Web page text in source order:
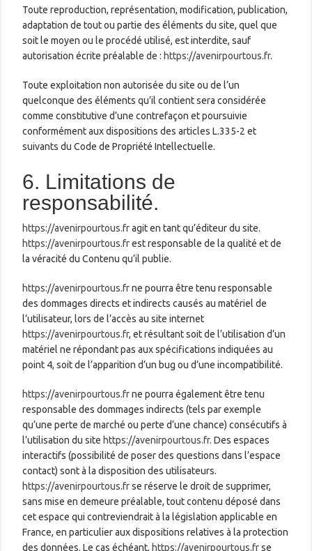
Toute reproduction, représentation, modification, publication,
adaptation de tout ou partie des éléments du site, quel que
soit le moyen ou le procédé utilisé, est interdite, sauf
autorisation écrite préalable de :https://avenirpourtous.fr.
Toute exploitation non autorisée du site ou de l’un
quelconque des éléments qu’il contient sera considérée
comme constitutive d’une contrefaçon et poursuivie
conformément aux dispositions des articles L.335-2 et
suivants du Code de Propriété Intellectuelle.
6. Limitations de
responsabilité.
https://avenirpourtous.fragit en tant qu’éditeur du site.
https://avenirpourtous.frest responsable de la qualité et de
la véracité du Contenu qu’il publie.
https://avenirpourtous.frne pourra être tenu responsable
des dommages directs et indirects causés au matériel de
l’utilisateur, lors de l’accès au site internet
https://avenirpourtous.fr, et résultant soit de l’utilisation d’un
matériel ne répondant pas aux spécifications indiquées au
point 4, soit de l’apparition d’un bug ou d’une incompatibilité.
https://avenirpourtous.frne pourra également être tenu
responsable des dommages indirects (tels par exemple
qu’une perte de marché ou perte d’une chance) consécutifs à
l’utilisation du sitehttps://avenirpourtous.fr. Des espaces
interactifs (possibilité de poser des questions dans l’espace
contact) sont à la disposition des utilisateurs.
https://avenirpourtous.frse réserve le droit de supprimer,
sans mise en demeure préalable, tout contenu déposé dans
cet espace qui contreviendrait à la législation applicable en
France, en particulier aux dispositions relatives à la protection
des données. Le cas échéant,https://avenirpourtous.frse